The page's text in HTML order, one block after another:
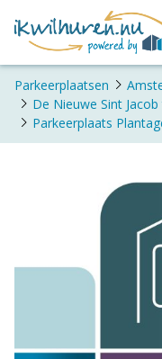
Parkeerplaatsen
De Nieuwe Sint
Parkeerplaats